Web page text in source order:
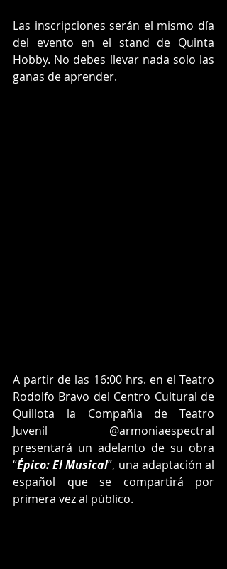
Las inscripciones serán el mismo día
del evento en el stand de Quinta
Hobby. No debes llevar nada solo las
ganas de aprender.
A partir de las 16:00 hrs. en el Teatro
Rodolfo Bravo del Centro Cultural de
Quillota la Compañia de Teatro
Juvenil @armoniaespectral
presentará un adelanto de su obra
“Épico: El Musical”, una adaptación al
español que se compartirá por
primera vez al público.